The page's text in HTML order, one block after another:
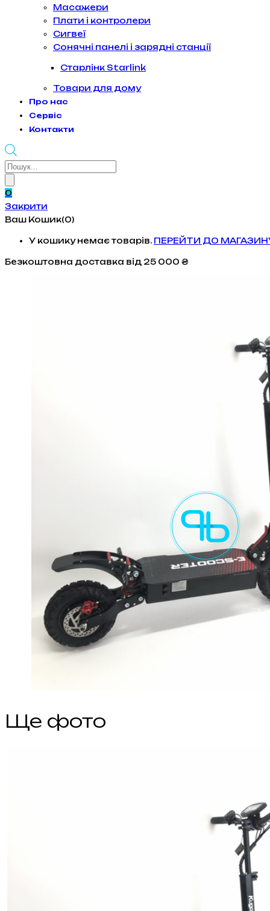
Масажери
Плати і контролери
Сигвеї
Сонячні панелі і зарядні станції
Старлінк Starlink
Товари для дому
Про нас
Сервіс
Контакти
Products
0
Закрити
Ваш Кошик(0)
У кошику немає товарів. ПЕРЕЙТИ ДО
Безкоштовна доставка від 25 000 ₴
Ще фото